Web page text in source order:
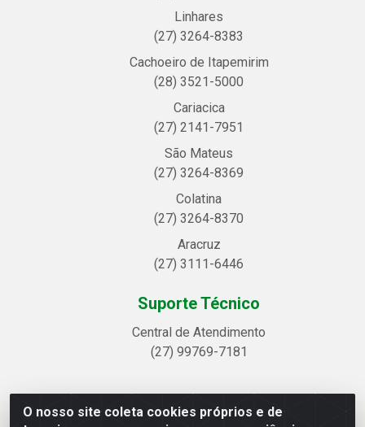
O nosso site coleta cookies próprios e de
Linhares
(27) 3264-8383
Cachoeiro de Itapemirim
(28) 3521-5000
Cariacica
(27) 2141-7951
São Mateus
(27) 3264-8369
Colatina
(27) 3264-8370
Aracruz
(27) 3111-6446
Suporte Técnico
Central de Atendimento
(27) 99769-7181
Linhavix Distribuidora LTDA - Avenida Alegre, 2521 -